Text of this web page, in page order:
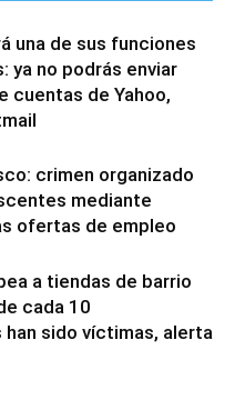
una de sus funciones
ya no podrás enviar
cuentas de Yahoo,
crimen organizado
mediante
ofertas de empleo
a tiendas de barrio
cada 10
sido víctimas, alerta